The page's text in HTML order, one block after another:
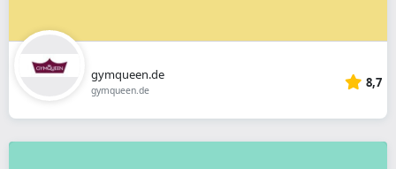
gymqueen.de
gymqueen.de 8,7